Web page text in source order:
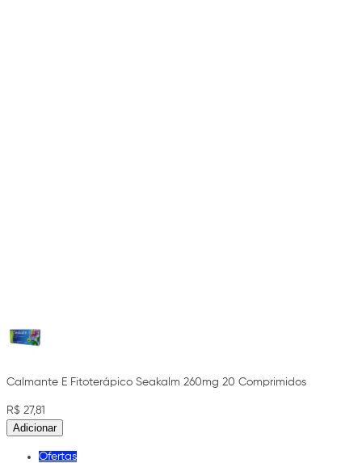
Calmante E Fitoterápico Seakalm 260mg 20 Comprimidos
R$ 27,81
Adicionar
Ofertas